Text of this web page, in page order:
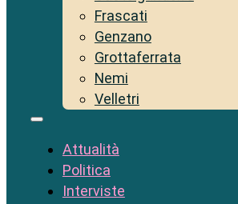
Frascati
Genzano
Grottaferrata
Nemi
Velletri
Attualità
Politica
Interviste